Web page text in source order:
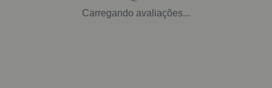
Carregando avaliações...